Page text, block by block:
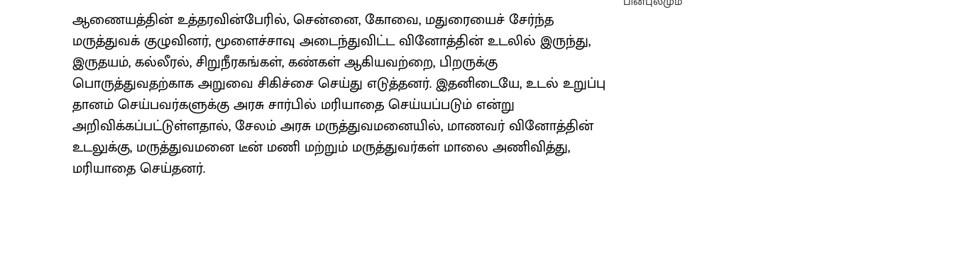
ஆணையத்தின் உத்தரவின்பேரில், சென்னை, கோவை, மதுரையைச் சேர்ந்த
மருத்துவக் குழுவினர், மூளைச்சாவு அடைந்துவிட்ட வினோத்தின் உடலில் இருந்து,
இருதயம், கல்லீரல், சிறுநீரகங்கள், கண்கள் ஆகியவற்றை, பிறருக்கு
பொருத்துவதற்காக அறுவை சிகிச்சை செய்து எடுத்தனர். இதனிடையே, உடல் உறுப்பு
தானம் செய்பவர்களுக்கு அரசு சார்பில் மரியாதை செய்யப்படும் என்று
அறிவிக்கப்பட்டுள்ளதால், சேலம் அரசு மருத்துவமனையில், மாணவர் வினோத்தின்
உடலுக்கு, மருத்துவமனை டீன் மணி மற்றும் மருத்துவர்கள் மாலை அணிவித்து,
மரியாதை செய்தனர்.